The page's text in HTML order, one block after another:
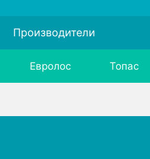
Производители
Евролос Топас